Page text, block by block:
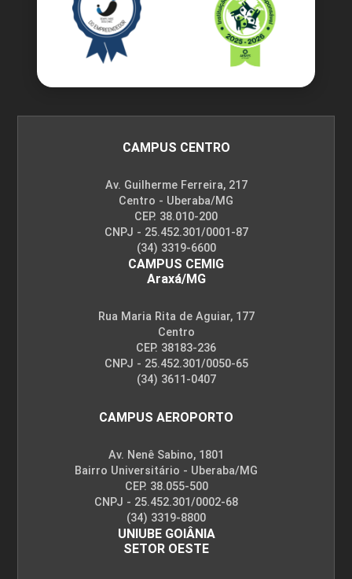
CAMPUS CENTRO
Av. Guilherme Ferreira, 217
Centro - Uberaba/MG
CEP. 38.010-200
CNPJ - 25.452.301/0001-87
(34) 3319-6600
CAMPUS CEMIG
Araxá/MG
Rua Maria Rita de Aguiar, 177
Centro
CEP. 38183-236
CNPJ - 25.452.301/0050-65
(34) 3611-0407
CAMPUS AEROPORTO
Av. Nenê Sabino, 1801
Bairro Universitário - Uberaba/MG
CEP. 38.055-500
CNPJ - 25.452.301/0002-68
(34) 3319-8800
UNIUBE GOIÂNIA
SETOR OESTE